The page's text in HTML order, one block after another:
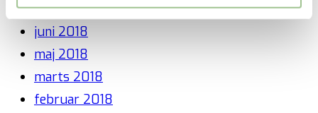
august 2018
juni 2018
maj 2018
marts 2018
februar 2018